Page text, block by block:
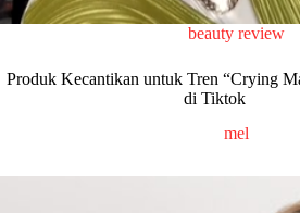
beauty review
Produk Kecantikan untuk Tren “Crying
di Tiktok
mel